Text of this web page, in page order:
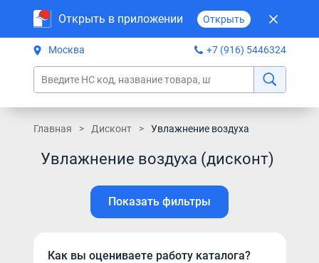
Открыть в приложении Открыть
Москва +7 (916) 5446324
Главная Дисконт Увлажнение воздуха
Увлажнение воздуха (дисконт)
Показать фильтры
Как вы оцениваете работу каталога?